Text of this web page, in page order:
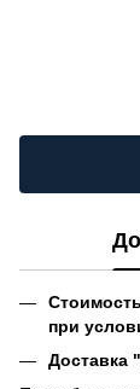
при
Доставка